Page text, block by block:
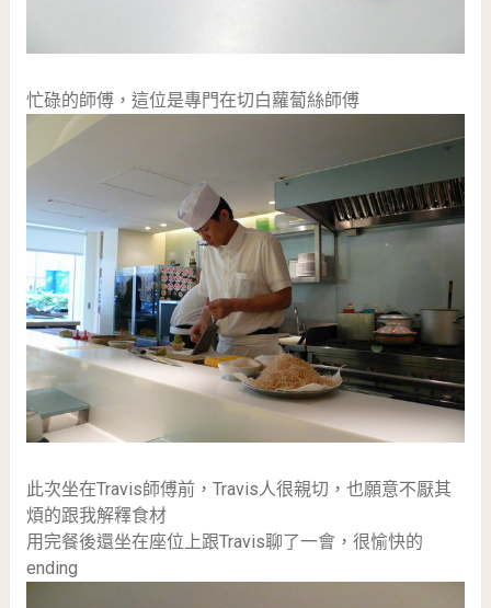
忙碌的師傅，這位是專門在切白蘿蔔絲師傅
此次坐在Travis師傅前，Travis人很親切，也願意不厭其
煩的跟我解釋食材
用完餐後還坐在座位上跟Travis聊了一會，很愉快的
ending